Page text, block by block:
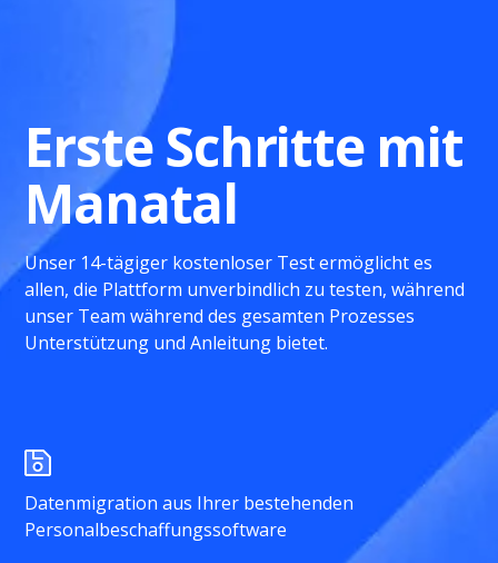
Erste Schritte mit
Manatal
Unser 14-tägiger kostenloser Test ermöglicht es
allen, die Plattform unverbindlich zu testen, während
unser Team während des gesamten Prozesses
Unterstützung und Anleitung bietet.
Datenmigration aus Ihrer bestehenden
Personalbeschaffungssoftware